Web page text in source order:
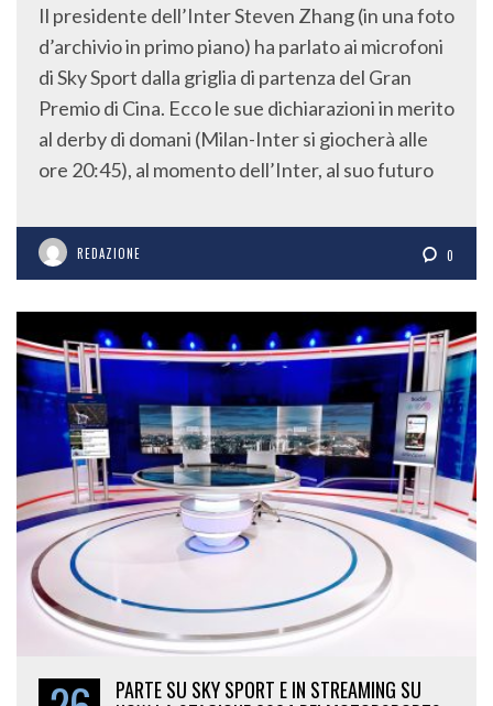
Il presidente dell’Inter Steven Zhang (in una foto
d’archivio in primo piano) ha parlato ai microfoni
di Sky Sport dalla griglia di partenza del Gran
Premio di Cina. Ecco le sue dichiarazioni in merito
al derby di domani (Milan-Inter si giocherà alle
ore 20:45), al momento dell’Inter, al suo futuro
REDAZIONE 0
PARTE SU SKY SPORT E IN STREAMING SU